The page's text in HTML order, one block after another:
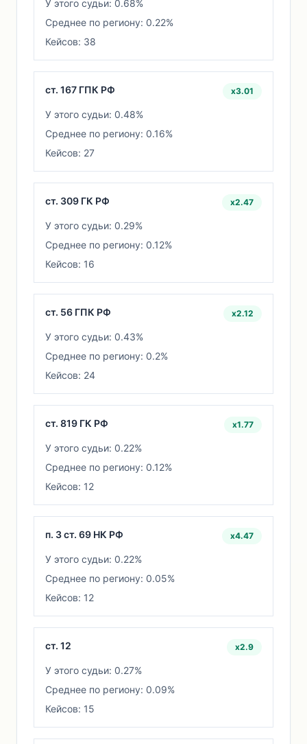
У этого судьи: 0.68%
Среднее по региону: 0.22%
Кейсов: 38
ст. 167 ГПК РФ x3.01
У этого судьи: 0.48%
Среднее по региону: 0.16%
Кейсов: 27
ст. 309 ГК РФ x2.47
У этого судьи: 0.29%
Среднее по региону: 0.12%
Кейсов: 16
ст. 56 ГПК РФ x2.12
У этого судьи: 0.43%
Среднее по региону: 0.2%
Кейсов: 24
ст. 819 ГК РФ x1.77
У этого судьи: 0.22%
Среднее по региону: 0.12%
Кейсов: 12
п. 3 ст. 69 НК РФ x4.47
У этого судьи: 0.22%
Среднее по региону: 0.05%
Кейсов: 12
ст. 12 x2.9
У этого судьи: 0.27%
Среднее по региону: 0.09%
Кейсов: 15